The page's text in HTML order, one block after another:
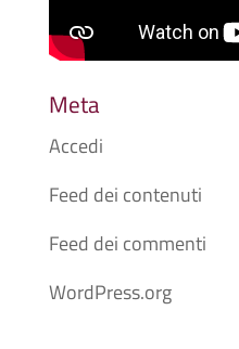
Meta
Accedi
Feed dei contenuti
Feed dei commenti
WordPress.org